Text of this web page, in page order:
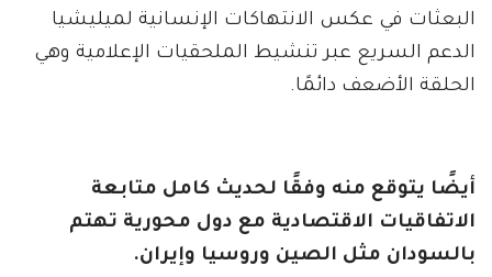
البعثات في عكس الانتهاكات الإنسانية لميليشيا
الدعم السريع عبر تنشيط الملحقيات الإعلامية وهي
الحلقة الأضعف دائمًا.
أيضًا يتوقع منه وفقًا لحديث كامل متابعة
الاتفاقيات الاقتصادية مع دول محورية تهتم
بالسودان مثل الصين وروسيا وإيران.